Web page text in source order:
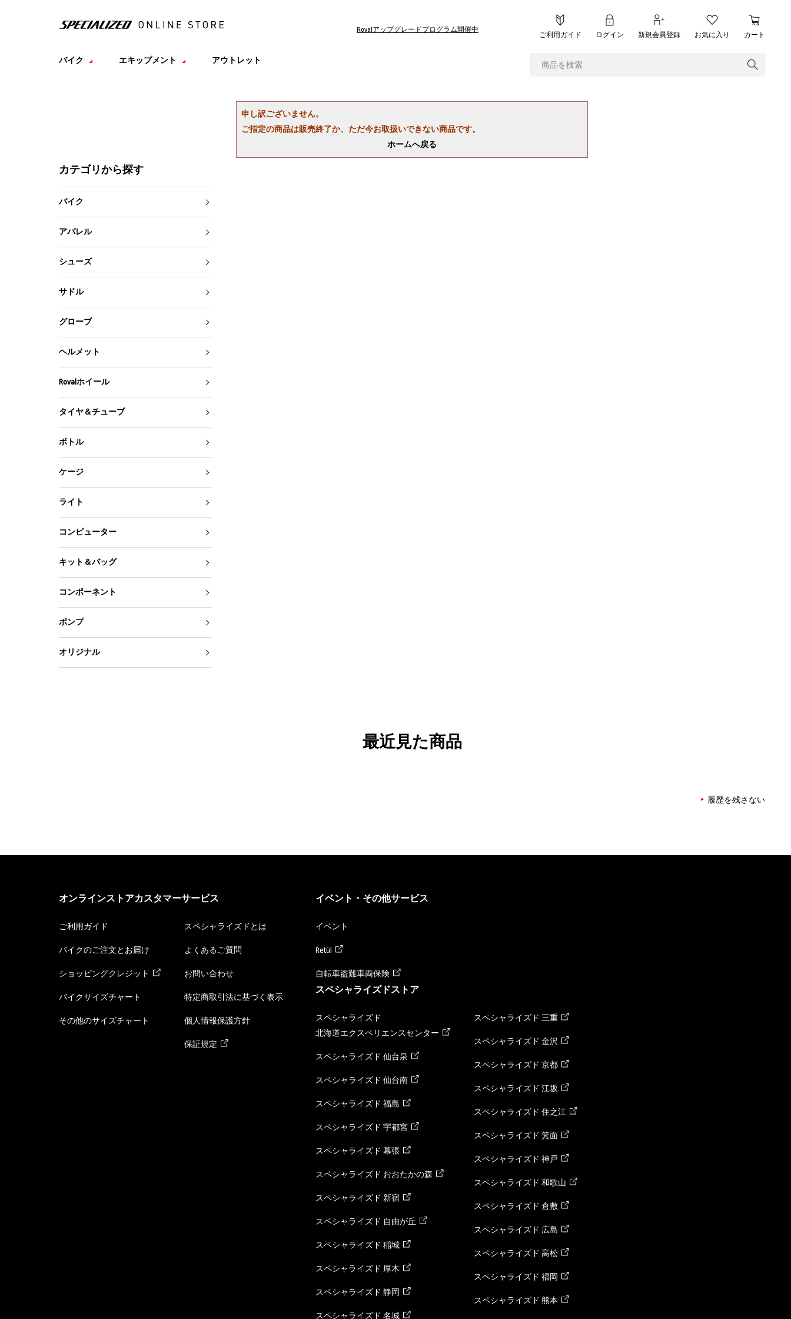
Rovalアップグレードプログラム開催中
ご利用ガイド ログイン 新規会員登録 お気に入り カート
バイク エキップメント アウトレット
申し訳ございません。
ご指定の商品は販売終了か、ただ今お取扱いできない商品です。
ホームへ戻る
カテゴリから探す
バイク
アパレル
シューズ
サドル
グローブ
ヘルメット
Rovalホイール
タイヤ＆チューブ
ボトル
ケージ
ライト
コンピューター
キット＆バッグ
コンポーネント
ポンプ
オリジナル
最近見た商品
履歴を残さない
オンラインストアカスタマーサービス
ご利用ガイド
バイクのご注文とお届け
ショッピングクレジット
バイクサイズチャート
その他のサイズチャート
スペシャライズドとは
よくあるご質問
お問い合わせ
特定商取引法に基づく表示
個人情報保護方針
保証規定
イベント・その他サービス
イベント
Retül
自転車盗難車両保険
スペシャライズドストア
スペシャライズド
北海道エクスペリエンスセンター
スペシャライズド 仙台泉
スペシャライズド 仙台南
スペシャライズド 福島
スペシャライズド 宇都宮
スペシャライズド 幕張
スペシャライズド おおたかの森
スペシャライズド 新宿
スペシャライズド 自由が丘
スペシャライズド 稲城
スペシャライズド 厚木
スペシャライズド 静岡
スペシャライズド 名城
スペシャライズド 三重
スペシャライズド 金沢
スペシャライズド 京都
スペシャライズド 江坂
スペシャライズド 住之江
スペシャライズド 箕面
スペシャライズド 神戸
スペシャライズド 和歌山
スペシャライズド 倉敷
スペシャライズド 広島
スペシャライズド 高松
スペシャライズド 福岡
スペシャライズド 熊本